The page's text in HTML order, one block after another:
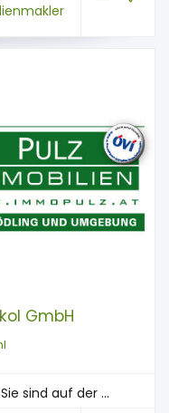
GmbH
sind auf der ...